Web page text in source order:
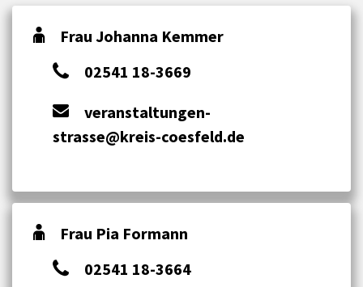
Frau Johanna Kemmer
02541 18-3669
veranstaltungen-
strasse@kreis-coesfeld.de
Frau Pia Formann
02541 18-3664